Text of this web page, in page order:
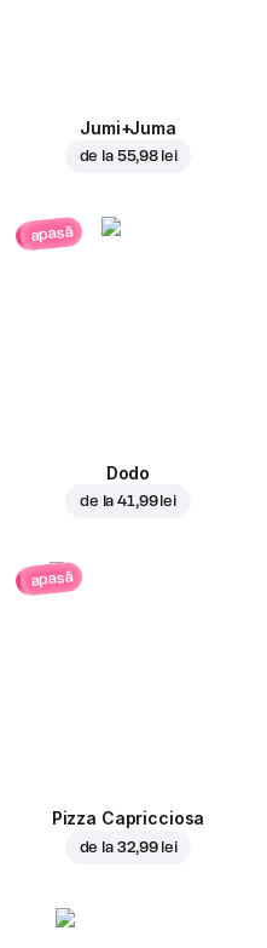
Jumi+Juma
de la 55,98 lei
apasă
Dodo
de la41,99 lei
apasă
Pizza Capricciosa
de la 32,99 lei